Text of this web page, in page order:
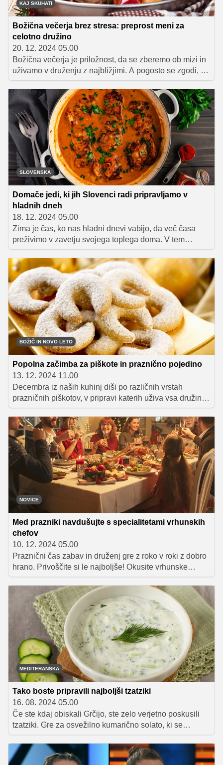
KAJ SKUHATI
Božična večerja brez stresa: preprost meni za
celotno družino
20. 12. 2024 05.00
Božična večerja je priložnost, da se zberemo ob mizi in
uživamo v druženju z najbližjimi. A pogosto se zgodi, da
nam kuhanje in priprava vzameta preveč časa in
energije, kar lahko pokvari praznično vzdušje. Letos se
temu izognite z menijem, ki je preprost, a kljub temu
bogat in okusen. Tukaj je predlog za celoten obrok – od
predjedi do sladice – ki ga lahko pripravite brez stresa in
uživate v družinskem večeru.
SLOVENSKA
Domače jedi, ki jih Slovenci radi pripravljamo v
hladnih dneh
18. 12. 2024 05.00
Zima je čas, ko nas hladni dnevi vabijo, da več časa
preživimo v zavetju svojega toplega doma. V tem
hladnem obdobju nas tople zimske jedi pogrejejo in s
svojo nasitno sestavo napolnijo z energijo. Bogati okusi,
dišeče začimbe in večerje v družbi bližnjih ustvarjajo
občutek udobja, ki je značilen za praznične dni.
BOŽIČ IN NOVO LETO
Popolna začimba za piškote in praznično pojedino
13. 12. 2024 11.00
Decembra iz naših kuhinj diši po različnih vrstah
prazničnih piškotov, v pripravi katerih uživa vsa družina.
Osnova zanje so moka, jajca in maslo, nikakor pa ne
sme manjkati niti vanilija. Še posebej cenjena je zaradi
svoje intenzivne, bogate in sladkaste arome bourbonska
vanilija, ki je pomembna sestavina piškotov, peciva in
tort, odlično pa se poda tudi slanim jedem: kremnim
juham, raznim marinadam in omakam ter celo pečeni
govedini.
NOVICE
Med prazniki navdušujte s specialitetami vrhunskih
chefov
10. 12. 2024 05.00
Praznični čas zabav in druženj gre z roko v roki z dobro
hrano. Privoščite si le najboljše! Okusite vrhunske
specialitete Michelinovih chefov Gregorja Vračka, Uroša
Fakuča in Uroša Štefelina iz linije SPAR PREMIUM.
MEDITERANSKA
Tako boste pripravili najboljši tzatziki
16. 08. 2024 05.00
Če ste kdaj obiskali Grčijo, ste zelo verjetno poskusili
tzatziki. Gre za osvežilno kumarično solato, ki se
tradicionalno postreže k jedem z žara. Odlična je tudi
kot omaka, v katero pomakamo koščke pita kruha ali
zelenjave. Preverite, kako si lahko sami pripravite